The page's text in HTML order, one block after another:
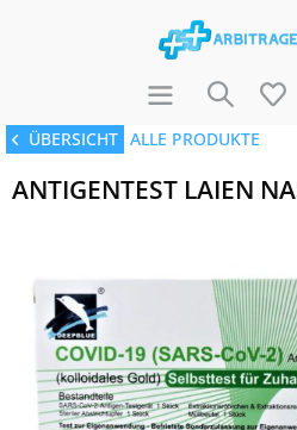
ÜBERSICHT ALLE PRODUKTE
ANTIGENTEST LAIEN